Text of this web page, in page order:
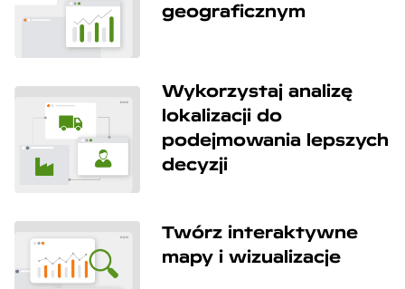
geograficznym
Wykorzystaj analizę
lokalizacji do
podejmowania lepszych
decyzji
Twórz interaktywne
mapy i wizualizacje